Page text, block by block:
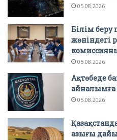
05.08.2026
Білім беру
жөніндегі
05.08.2026
Ақтөбеде
айналымға
05.08.2026
азығы